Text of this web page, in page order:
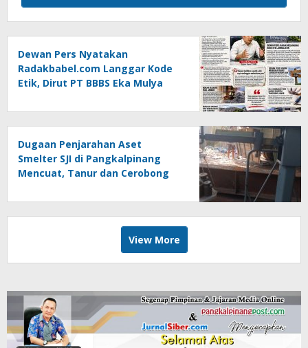
Dewan Pers Nyatakan
Radakbabel.com Langgar Kode
Etik, Dirut PT BBBS Eka Mulya
Dugaan Penjarahan Aset
Smelter SJI di Pangkalpinang
Mencuat, Tanur dan Cerobong
Kiloan, Legalitas Dipertanyakan
View More